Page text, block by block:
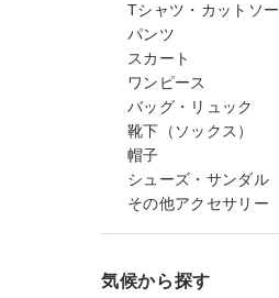
Tシャツ・カットソー
パンツ
スカート
ワンピース
バッグ・リュック
靴下（ソックス）
帽子
シューズ・サンダル
その他アクセサリー
気候から探す